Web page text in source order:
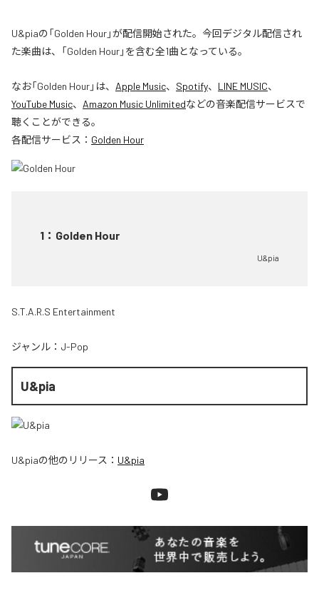
U&piaの「Golden Hour」が配信開始された。今回デジタル配信され
た楽曲は、「Golden Hour」を含む全1曲となっている。
なお「Golden Hour」は、 Apple Music、 Spotify、 LINE MUSIC、
YouTube Music、 Amazon Music Unlimitedなどの音楽配信サービスで
聴くことができる。
各配信サービス： Golden Hour
1 ： Golden Hour
U&pia
S.T.A.R.S Entertainment
ジャンル： J-Pop
U&pia
U&piaの他のリリース： U&pia